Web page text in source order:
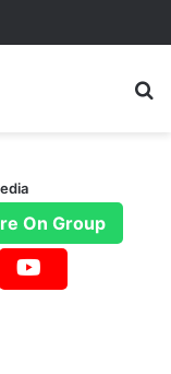
On Group